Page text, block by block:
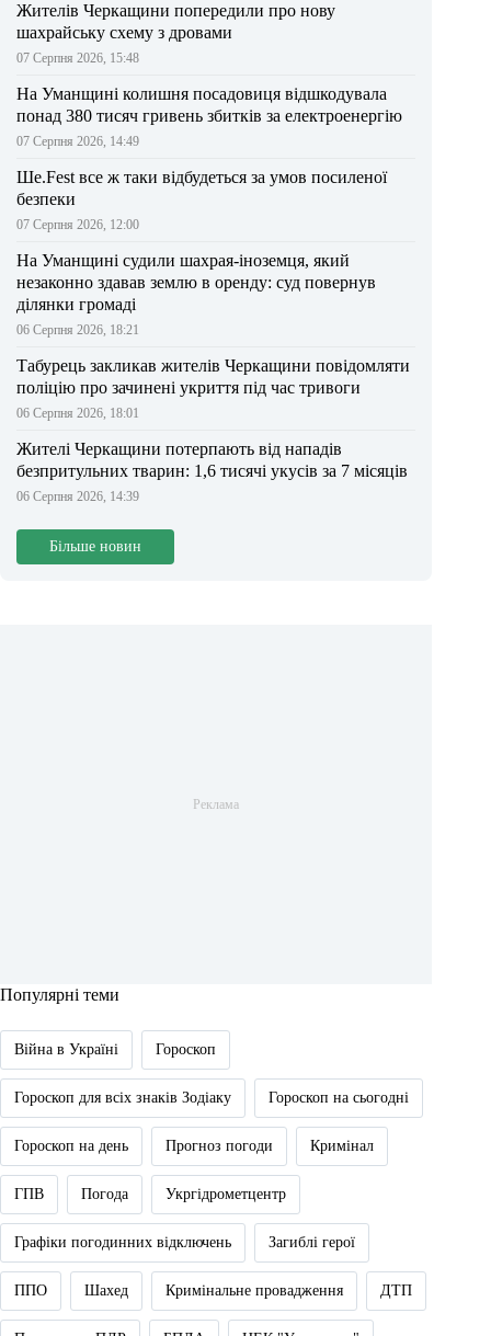
Жителів Черкащини попередили про нову
шахрайську схему з дровами
07 Серпня 2026, 15:48
На Уманщині колишня посадовиця відшкодувала
понад 380 тисяч гривень збитків за електроенергію
07 Серпня 2026, 14:49
Ше.Fest все ж таки відбудеться за умов посиленої
безпеки
07 Серпня 2026, 12:00
На Уманщині судили шахрая-іноземця, який
незаконно здавав землю в оренду: суд повернув
ділянки громаді
06 Серпня 2026, 18:21
Табурець закликав жителів Черкащини повідомляти
поліцію про зачинені укриття під час тривоги
06 Серпня 2026, 18:01
Жителі Черкащини потерпають від нападів
безпритульних тварин: 1,6 тисячі укусів за 7 місяців
06 Серпня 2026, 14:39
Більше новин
Популярні теми
Війна в Україні Гороскоп
Гороскоп для всіх знаків Зодіаку Гороскоп на сьогодні
Гороскоп на день Прогноз погоди Кримінал
ГПВ Погода Укргідрометцентр
Графіки погодинних відключень Загиблі герої
ППО Шахед Кримінальне провадження ДТП